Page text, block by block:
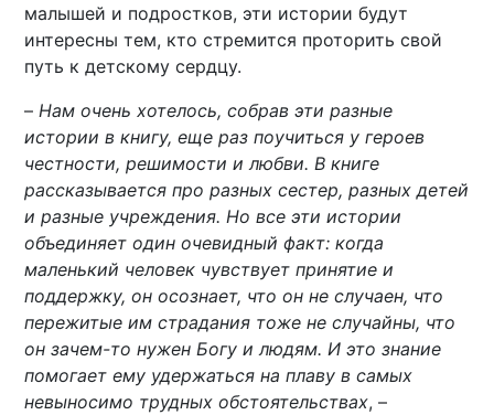
малышей и подростков, эти истории будут
интересны тем, кто стремится проторить свой
путь к детскому сердцу.
–Нам очень хотелось, собрав эти разные
истории в книгу, еще раз поучиться у героев
честности, решимости и любви. В книге
рассказывается про разных сестер, разных детей
и разные учреждения. Но все эти истории
объединяет один очевидный факт: когда
маленький человек чувствует принятие и
поддержку, он осознает, что он не случаен, что
пережитые им страдания тоже не случайны, что
он зачем-то нужен Богу и людям. И это знание
помогает ему удержаться на плаву в самых
невыносимо трудных обстоятельствах, –